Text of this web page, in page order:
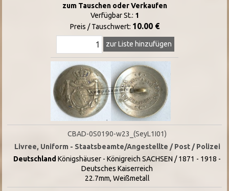
zum Tauschen oder Verkaufen
Verfügbar St.: 1
Preis / Tauschwert: 10.00 €
zur Liste hinzufügen
CBAD-0S0190-w23_(SeyL1I01)
Livree, Uniform - Staatsbeamte/Angestellte / Post / Polizei
Deutschland Königshäuser - Königreich SACHSEN / 1871 - 1918 -
Deutsches Kaiserreich
22.7mm, Weißmetall